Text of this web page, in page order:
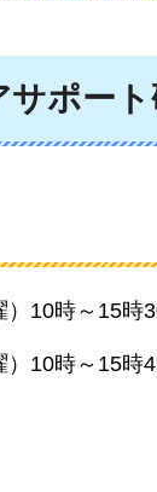
サポー
）10時～15時
）10時～15時